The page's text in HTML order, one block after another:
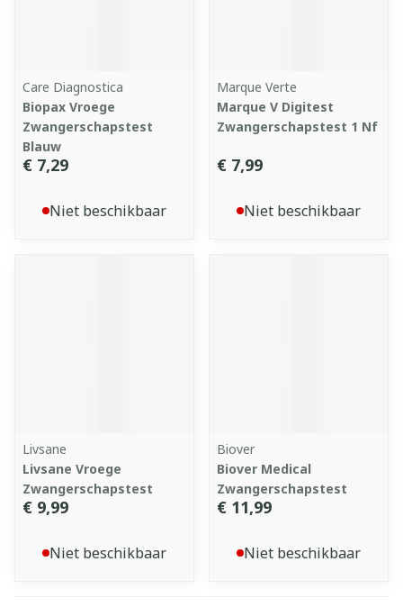
Care Diagnostica
Biopax Vroege
Zwangerschapstest
Blauw
€ 7,29
Niet beschikbaar
Marque Verte
Marque V Digitest
Zwangerschapstest 1 Nf
€ 7,99
Niet beschikbaar
Livsane
Livsane Vroege
Zwangerschapstest
€ 9,99
Niet beschikbaar
Biover
Biover Medical
Zwangerschapstest
€ 11,99
Niet beschikbaar